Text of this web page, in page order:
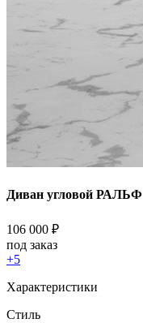
Диван угловой РАЛЬФ
106 000 ₽
под заказ
+5
Характеристики
Стиль